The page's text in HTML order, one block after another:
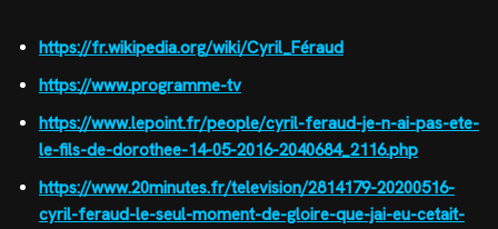
https://fr.wikipedia.org/wiki/Cyril_Féraud
https://www.programme-tv
https://www.lepoint.fr/people/cyril-feraud-je-n-ai-pas-ete-
le-fils-de-dorothee-14-05-2016-2040684_2116.php
https://www.20minutes.fr/television/2814179-20200516-
cyril-feraud-le-seul-moment-de-gloire-que-jai-eu-cetait-